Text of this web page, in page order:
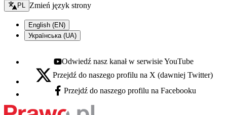
Zmień język - bieżący:
PL Zmień język strony
English (EN)
Українська (UA)
Youtube - otwiera się w nowej karcie
Odwiedź nasz kanał w serwisie YouTube
X - otwiera się w nowej karcie
Przejdź do naszego profilu na X (dawniej Twitter)
Facebook - otwiera się w nowej karcie
Przejdź do naszego profilu na Facebooku